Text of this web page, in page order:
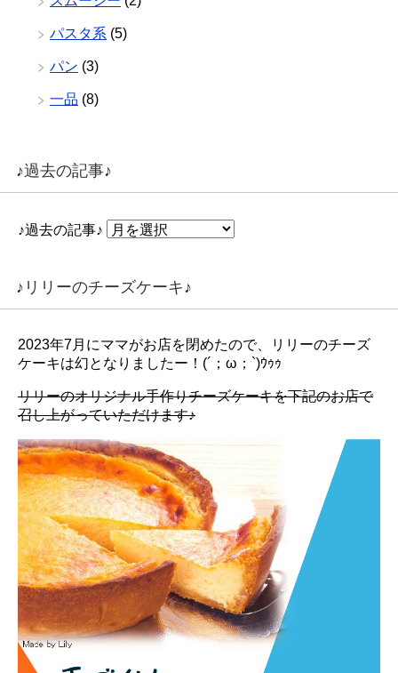
パスタ系 (5)
パン (3)
一品 (8)
♪過去の記事♪
♪過去の記事♪
♪リリーのチーズケーキ♪
2023年7月にママがお店を閉めたので、リリーのチーズ
ケーキは幻となりましたー！(´；ω；`)ｳｩｩ
リリーのオリジナル手作りチーズケーキを下記のお店で
召し上がっていただけます♪